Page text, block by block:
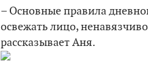
– Основные правила
освежать лицо,
рассказывает Аня.